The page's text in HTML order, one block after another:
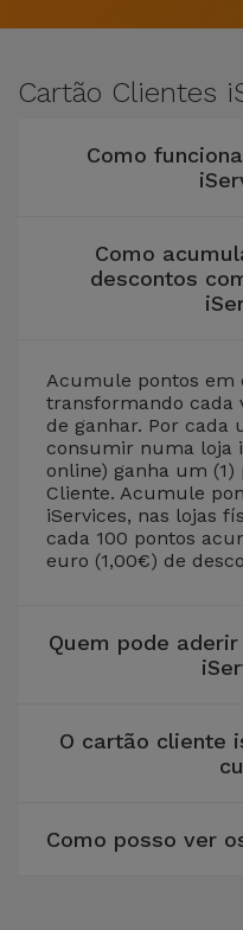
Xiaomi
Huawei
Dyson
TCL
Outras
Ver
Samsung
Ver
tudo
Adaptadores
Capas e
Carregadores
Smartwatches
e Braceletes
Correntes
para
Telemóvel
Gadgets
Malas
Cartão Clientes
Como
Como
descontos
Acumule pontos em
transformando cada
de ganhar. Por cada
consumir numa loja
online) ganha um
Cliente. Acumule
iServices, nas lojas
cada 100 pontos
euro (1,00€) de
Quem pode
O cartão cliente
Como posso ver